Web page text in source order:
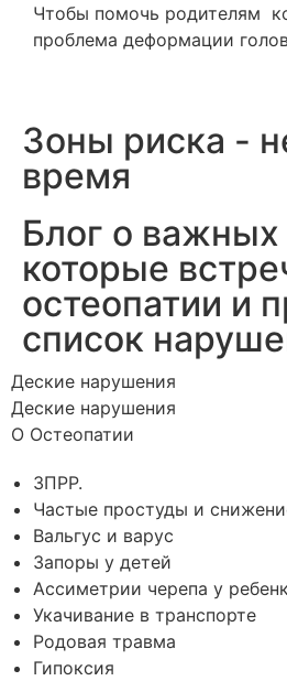
Чтобы помочь родителям
проблема деформации
Зоны риска -
время
Блог о важных
которые
остеопатии и
список
Деские нарушения
Деские нарушения
О Остеопатии
ЗПРР.
Частые простуды и
Вальгус и варус
Запоры у детей
Ассиметрии черепа у
Укачивание в транспорте
Родовая травма
Гипоксия